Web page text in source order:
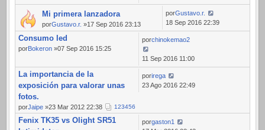
Mi primera lanzadora
porGustavo.r. »17 Sep 2016 23:13
porGustavo.r.
18 Sep 2016 22:39
Consumo led
porBokeron »07 Sep 2016 15:25
porchinokemao2
11 Sep 2016 11:00
La importancia de la
exposición para valorar unas
fotos.
porJaipe »23 Mar 2012 22:38 123456
porirega
23 Ago 2016 22:49
Fenix TK35 vs Olight SR51
porgaston1